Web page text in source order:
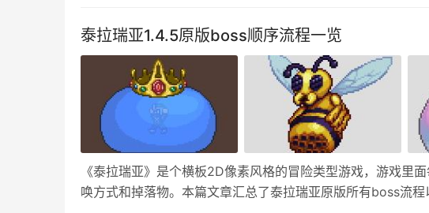
泰拉瑞亚1.4.5原版boss顺序流程一览
《泰拉瑞亚》是个横板2D像素风格的冒险类型游戏，游戏里
唤方式和掉落物。本篇文章汇总了泰拉瑞亚原版所有boss流